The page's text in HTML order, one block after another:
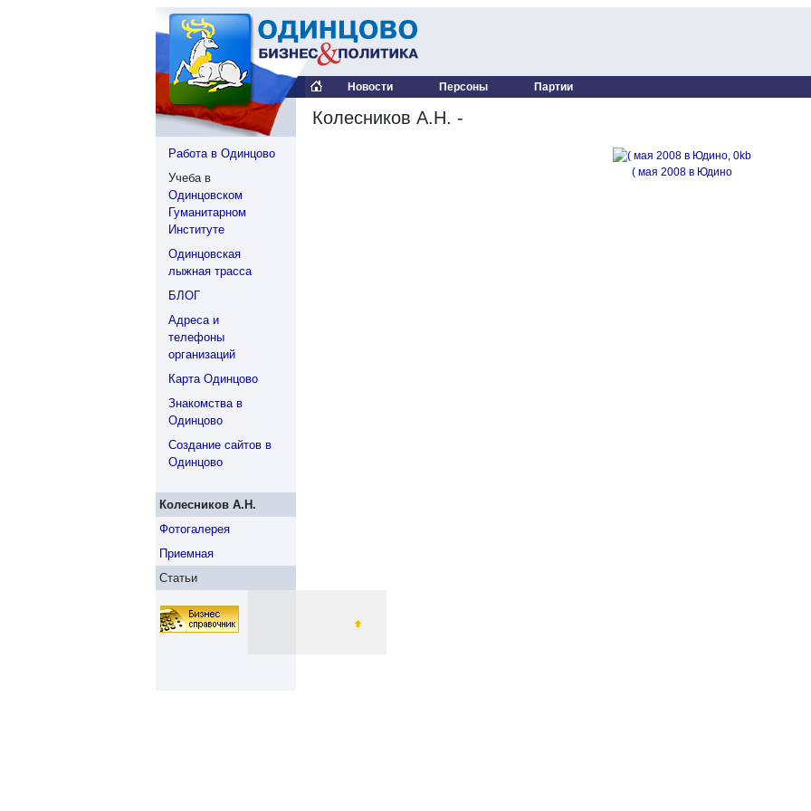
Новости Персоны Партии
Работа в Одинцово
Учеба в
Одинцовском
Гуманитарном
Институте
Одинцовская
лыжная трасса
БЛОГ
Адреса и
телефоны
организаций
Карта Одинцово
Знакомства в
Одинцово
Создание сайтов в
Одинцово
Колесников А.Н.
Фотогалерея
Приемная
Статьи
Колесников А.Н. -
( мая 2008 в Юдино